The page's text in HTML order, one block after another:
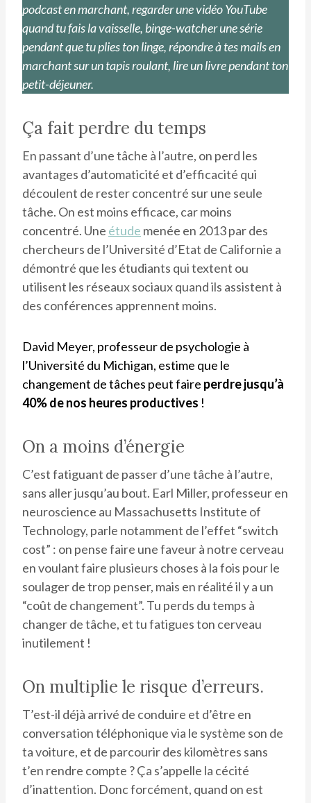
podcast en marchant, regarder une vidéo YouTube
quand tu fais la vaisselle, binge-watcher une série
pendant que tu plies ton linge, répondre à tes mails en
marchant sur un tapis roulant, lire un livre pendant ton
petit-déjeuner.
Ça fait perdre du temps
En passant d’une tâche à l’autre, on perd les
avantages d’automaticité et d’efficacité qui
découlent de rester concentré sur une seule
tâche. On est moins efficace, car moins
concentré. Une étude menée en 2013 par des
chercheurs de l’Université d’Etat de Californie a
démontré que les étudiants qui textent ou
utilisent les réseaux sociaux quand ils assistent à
des conférences apprennent moins.
David Meyer, professeur de psychologie à
l’Université du Michigan, estime que le
changement de tâches peut faire perdre jusqu’à
40% de nos heures productives !
On a moins d’énergie
C’est fatiguant de passer d’une tâche à l’autre,
sans aller jusqu’au bout. Earl Miller, professeur en
neuroscience au Massachusetts Institute of
Technology, parle notamment de l’effet “switch
cost” : on pense faire une faveur à notre cerveau
en voulant faire plusieurs choses à la fois pour le
soulager de trop penser, mais en réalité il y a un
“coût de changement”. Tu perds du temps à
changer de tâche, et tu fatigues ton cerveau
inutilement !
On multiplie le risque d’erreurs.
T’est-il déjà arrivé de conduire et d’être en
conversation téléphonique via le système son de
ta voiture, et de parcourir des kilomètres sans
t’en rendre compte ? Ça s’appelle la cécité
d’inattention. Donc forcément, quand on est